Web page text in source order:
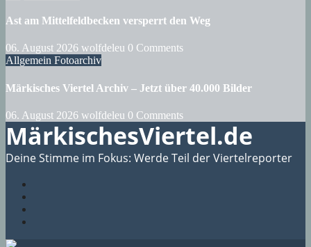
Ast am Mittelfeldbecken versperrt den Weg
06. August 2026 wolfdeleu 0 Comments
Allgemein Fotoarchiv
Märkisches Viertel Archiv – Jetzt über 40.000 Bilder
06. August 2026 wolfdeleu 0 Comments
MärkischesViertel.de
Deine Stimme im Fokus: Werde Teil der Viertelreporter